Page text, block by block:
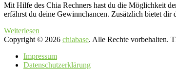
Mit Hilfe des Chia Rechners hast du die Möglichkeit
erfährst du deine Gewinnchancen. Zusätzlich bietet dir
Weiterlesen
Copyright © 2026 chiabase. Alle Rechte vorbehalten.
Impressum
Datenschutzerklärung